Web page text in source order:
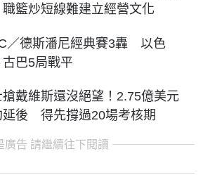
籃炒短線難建立經營文化
／德斯潘尼經典賽3轟 以色
巴5局戰平
搶戴維斯還沒絕望！2.75億美元
延後 得先撐過20場考核期
廣告 請繼續往下閱讀